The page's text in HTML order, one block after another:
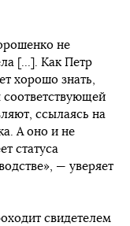
не
[...]. Как Петр
хорошо знать,
ссылаясь на
А оно и не
статуса
— уверяет
свидетелем